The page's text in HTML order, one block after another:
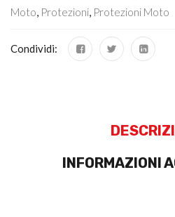
Moto, Protezioni, Protezioni Moto
Condividi:
INFORMAZIONI